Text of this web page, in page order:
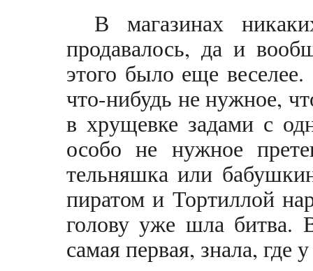
В магазинах
продавалось, да и
этого было еще
что-нибудь не нужное,
в хрущевке задами с
особо не нужное
тельняшка или
пиратом и Тортиллой
голову уже шла битва.
самая первая, знала, где